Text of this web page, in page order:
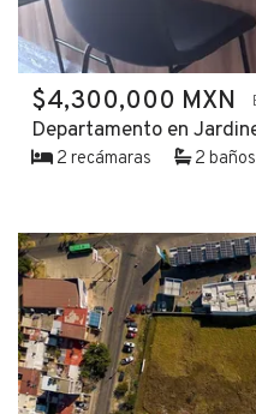
$4,300,000 MXN
Departamento en
2 recámaras 2 baños